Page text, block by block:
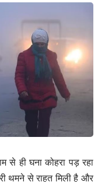
से ही घना कोहरा पड़ रहा
थमने से राहत मिली है और